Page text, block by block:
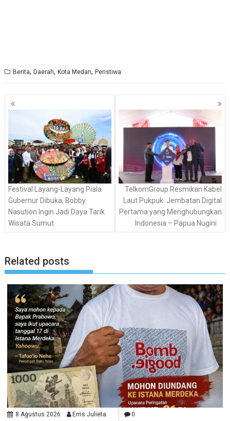
Berita,Daerah,Kota Medan,Peristiwa
Navigasi
pos
Festival Layang-Layang Piala
Gubernur Dibuka, Bobby
Nasution Ingin Jadi Daya Tarik
Wisata Sumut
TelkomGroup Resmikan Kabel
Laut Pukpuk: Jembatan Digital
Pertama yang Menghubungkan
Indonesia – Papua Nugini
Related posts
8 Agustus 2026 Erris Julieta 0